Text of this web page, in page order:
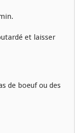
et laisser
de boeuf ou des